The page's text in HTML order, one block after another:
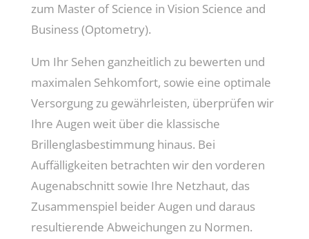
zum Master of Science in Vision Science and
Business (Optometry).
Um Ihr Sehen ganzheitlich zu bewerten und
maximalen Sehkomfort, sowie eine optimale
Versorgung zu gewährleisten, überprüfen wir
Ihre Augen weit über die klassische
Brillenglasbestimmung hinaus. Bei
Auffälligkeiten betrachten wir den vorderen
Augenabschnitt sowie Ihre Netzhaut, das
Zusammenspiel beider Augen und daraus
resultierende Abweichungen zu Normen.